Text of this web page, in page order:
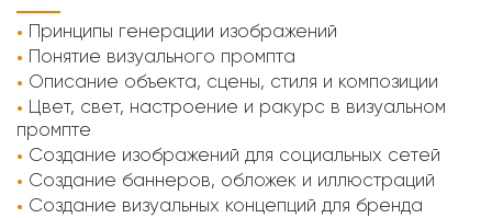
Принципы генерации изображений
Понятие визуального промпта
Описание объекта, сцены, стиля и композиции
Цвет, свет, настроение и ракурс в визуальном
промпте
Создание изображений для социальных сетей
Создание баннеров, обложек и иллюстраций
Создание визуальных концепций для бренда